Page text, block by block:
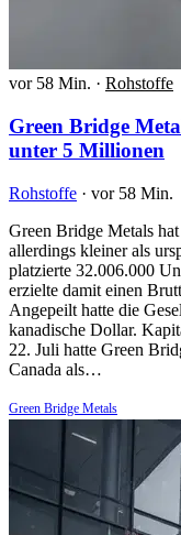
vor 58 Min. · Rohstoffe
Green Bridge
unter 5 Millionen
Rohstoffe · vor 58 Min.
Green Bridge Metals
allerdings kleiner als
platzierte 32.006.000
erzielte damit einen
Angepeilt hatte die
kanadische Dollar.
22. Juli hatte Green
Canada als…
Green Bridge Metals